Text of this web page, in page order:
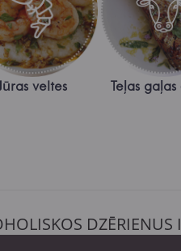
veltes Teļas